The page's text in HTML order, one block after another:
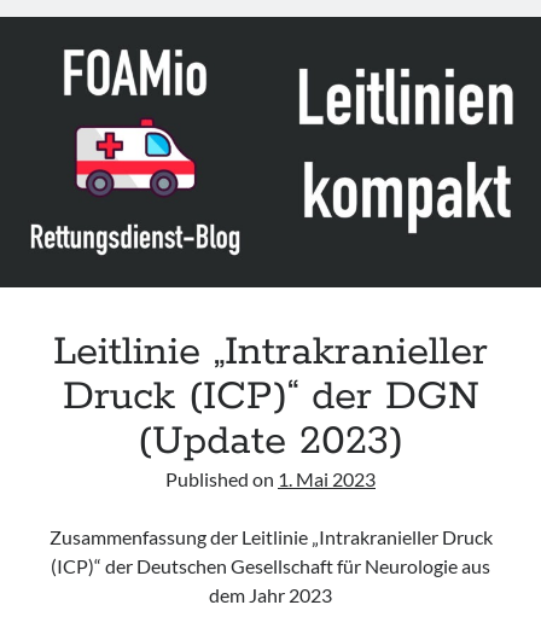
management
critically
ill
patients“
CSCCM
Leitlinie „Intrakranieller
Druck (ICP)“ der DGN
(Update 2023)
Published on 1. Mai 2023
Zusammenfassung der Leitlinie „Intrakranieller Druck
(ICP)“ der Deutschen Gesellschaft für Neurologie aus
dem Jahr 2023